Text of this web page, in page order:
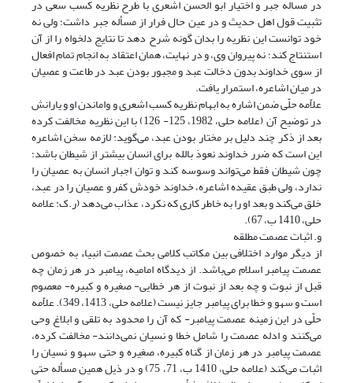
در مساله جبر و اختیار ابو الحسن اشعری با طرح نظریه کسب سعی در
تثبیت قول اهل حدیث و در عین حال فرار از مسأله جبر داشت؛ ولی نه
خود توانست این نظریه را بدان گونه شرح دهد تا نتایج دلخواه را از آن
استنتاج کند؛ نه پیروان وی، و در نهایت، همان اعتقاد به انجام تمام افعال
از سوی خداوند بدون دخالت عبد و مجبور بودن عبد در طاعت و عصیان
در میان اشاعره، استمرار یافت.
علاّمه حلّی ضمن اشاره به ابهام نظریه کسب اشعری و واماندن او و یارانش
در توضیح آن (علامه حلی، 1982، 125- 126) با این نظریه مخالفت کرده
بعد از ذکر چند دلیل بر مختار بودن عبد، می‌گوید: ‌لازمه سخن اشاعره
این است که ضرر خداوند نعوذ بالله برای انسان بیشتر از شیطان باشد؛
چون شیطان فقط می‌تواند وسوسه کند و توان اجبار انسان به عصیان را
ندارد، ولی طبق عقیده اشاعره، خداوند خودش کفر و عصیان را در عبد،
خلق می‌کند و بعد او را به خاطر کاری که نکرد، عذاب می‌دهد (ر.ک: علامه
حلی، 1410 ب، 67).
و. اثبات عصمت مطلقه
از دیگر موارد اختلافی بین مکاتب کلامی بحث عصمت انبیاء به خصوص
عصمت پیامبر اسلام می‌باشد. از دیدگاه امامیه، پیامبر در هر زمان چه
قبل از نبوت و چه بعد از نبوت از هر خطایی- صغیره و کبیره- معصوم
است و سهو و خطا برای پیامبر جایز نیست (علامه حلی، 1413، 349). علاّمه
حلّی در این زمینه عصمت پیامبر- که آن را محدود به تلقی و ابلاغ وحی
می‌کنند و ادله عصمت را شامل خطا و نسیان نمی‌دانند- مخالفت کرده،
عصمت پیامبر در هر زمان از گناه کبیره، صغیره و حتی سهو و نسیان را
اثبات می‌کند (علامه حلی، 1410 ب، 71، 75) و در ذیل همین مسأله حتی